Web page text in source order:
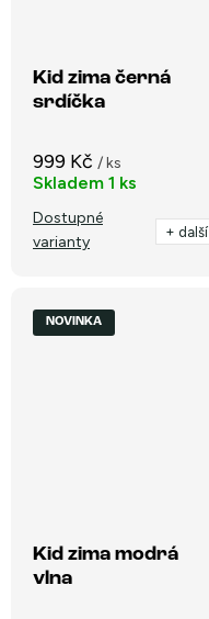
Kid zima černá
srdíčka
999 Kč / ks
Skladem 1 ks
Dostupné
varianty
+ další
NOVINKA
Kid zima modrá
vlna